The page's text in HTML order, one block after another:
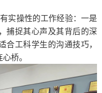
实操性的工作经验：一是
捕捉其心声及其背后的深
合工科学生的沟通技巧，
桥。